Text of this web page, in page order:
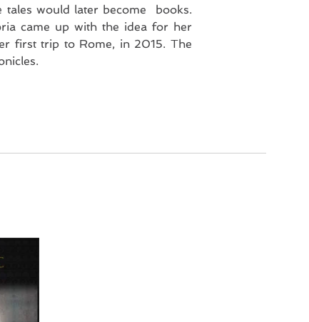
tales would later become books.
came up with the idea for her
first trip to Rome, in 2015. The